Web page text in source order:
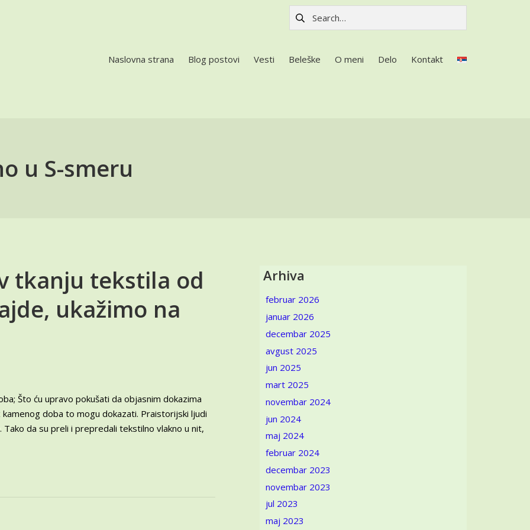
Pretraga za:
Naslovna strana Blog postovi Vesti Beleške O meni Delo Kontakt
u S-smeru
tkanju tekstila od
ukažimo na
Što ću upravo pokušati da objasnim dokazima
doba to mogu dokazati. Praistorijski ljudi
da su preli i prepredali tekstilno vlakno u nit,
Arhiva
februar 2026
januar 2026
decembar 2025
avgust 2025
jun 2025
mart 2025
novembar 2024
jun 2024
maj 2024
februar 2024
decembar 2023
novembar 2023
jul 2023
maj 2023